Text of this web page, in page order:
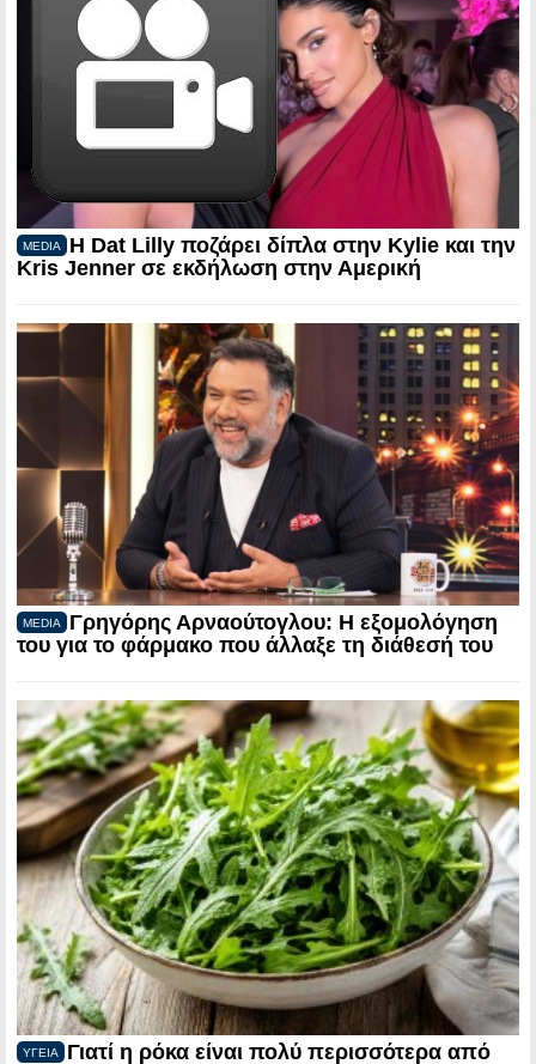
MEDIA
Η Dat Lilly ποζάρει δίπλα στην Kylie και την
Kris Jenner σε εκδήλωση στην Αμερική
MEDIA
Γρηγόρης Αρναούτογλου: Η εξομολόγηση
του για το φάρμακο που άλλαξε τη διάθεσή του
ΥΓΕΙΑ
Γιατί η ρόκα είναι πολύ περισσότερα από